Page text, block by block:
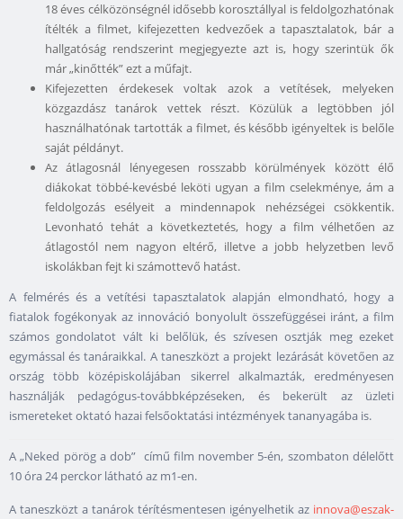
18 éves célközönségnél idősebb korosztállyal is feldolgozhatónak
ítélték a filmet, kifejezetten kedvezőek a tapasztalatok, bár a
hallgatóság rendszerint megjegyezte azt is, hogy szerintük ők
már „kinőtték” ezt a műfajt.
Kifejezetten érdekesek voltak azok a vetítések, melyeken
közgazdász tanárok vettek részt. Közülük a legtöbben jól
használhatónak tartották a filmet, és később igényeltek is belőle
saját példányt.
Az átlagosnál lényegesen rosszabb körülmények között élő
diákokat többé-kevésbé leköti ugyan a film cselekménye, ám a
feldolgozás esélyeit a mindennapok nehézségei csökkentik.
Levonható tehát a következtetés, hogy a film vélhetően az
átlagostól nem nagyon eltérő, illetve a jobb helyzetben levő
iskolákban fejt ki számottevő hatást.
A felmérés és a vetítési tapasztalatok alapján elmondható, hogy a
fiatalok fogékonyak az innováció bonyolult összefüggései iránt, a film
számos gondolatot vált ki belőlük, és szívesen osztják meg ezeket
egymással és tanáraikkal. A taneszközt a projekt lezárását követően az
ország több középiskolájában sikerrel alkalmazták, eredményesen
használják pedagógus-továbbképzéseken, és bekerült az üzleti
ismereteket oktató hazai felsőoktatási intézmények tananyagába is.
A „Neked pörög a dob” című film november 5-én, szombaton délelőtt
10 óra 24 perckor látható az m1-en.
A taneszközt a tanárok térítésmentesen igényelhetik az innova@eszak-